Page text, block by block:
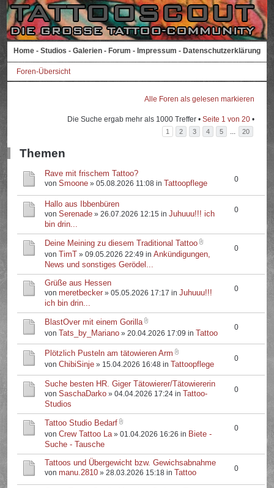
Home - Studios - Galerien - Forum - Impressum - Datenschutzerklärung
Foren-Übersicht
Alle Foren als gelesen markieren
Die Suche ergab mehr als 1000 Treffer • Seite 1 von 20•
1 2 3 4 5 ... 20
Themen
Rave mit frischem Tattoo?
vonSmoone » 05.08.2026 11:08 in Tattoopflege 0
Hallo aus Ibbenbüren
vonSerenade » 26.07.2026 12:15 inJuhuuu!!! ich
bin drin...
0
Deine Meining zu diesem Traditional Tattoo
von TimT » 09.05.2026 22:49 inAnkündigungen,
News und sonstiges Gerödel...
0
Grüße aus Hessen
vonmeretbecker » 05.05.2026 17:17 inJuhuuu!!!
ich bin drin...
0
BlastOver mit einem Gorilla
von Tats_by_Mariano » 20.04.2026 17:09 in Tattoo
0
Plötzlich Pusteln am tätowieren Arm
vonChibiSinje » 15.04.2026 16:48 in Tattoopflege
0
Suche besten HR. Giger Tätowierer/Tätowiererin
vonSaschaDarko » 04.04.2026 17:24 in Tattoo-
Studios
0
Tattoo Studio Bedarf
vonCrew Tattoo La» 01.04.2026 16:26 in Biete -
Suche - Tausche
0
Tattoos und Übergewicht bzw. Gewichsabnahme
vonmanu.2810 » 28.03.2026 15:18 in Tattoo 0